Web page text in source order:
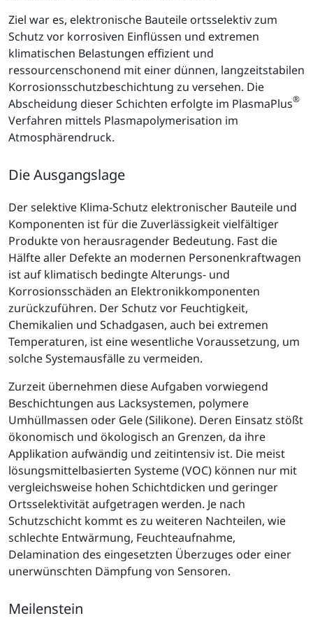
Ziel war es, elektronische Bauteile ortsselektiv zum
Schutz vor korrosiven Einflüssen und extremen
klimatischen Belastungen effizient und
ressourcenschonend mit einer dünnen, langzeitstabilen
Korrosionsschutzbeschichtung zu versehen. Die
Abscheidung dieser Schichten erfolgte im PlasmaPlus®
Verfahren mittels Plasmapolymerisation im
Atmosphärendruck.
Die Ausgangslage
Der selektive Klima-Schutz elektronischer Bauteile und
Komponenten ist für die Zuverlässigkeit vielfältiger
Produkte von herausragender Bedeutung. Fast die
Hälfte aller Defekte an modernen Personenkraftwagen
ist auf klimatisch bedingte Alterungs- und
Korrosionsschäden an Elektronikkomponenten
zurückzuführen. Der Schutz vor Feuchtigkeit,
Chemikalien und Schadgasen, auch bei extremen
Temperaturen, ist eine wesentliche Voraussetzung, um
solche Systemausfälle zu vermeiden.
Zurzeit übernehmen diese Aufgaben vorwiegend
Beschichtungen aus Lacksystemen, polymere
Umhüllmassen oder Gele (Silikone). Deren Einsatz stößt
ökonomisch und ökologisch an Grenzen, da ihre
Applikation aufwändig und zeitintensiv ist. Die meist
lösungsmittelbasierten Systeme (VOC) können nur mit
vergleichsweise hohen Schichtdicken und geringer
Ortsselektivität aufgetragen werden. Je nach
Schutzschicht kommt es zu weiteren Nachteilen, wie
schlechte Entwärmung, Feuchteaufnahme,
Delamination des eingesetzten Überzuges oder einer
unerwünschten Dämpfung von Sensoren.
Meilenstein